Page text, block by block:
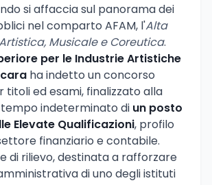
si affaccia sul panorama dei
nel comparto AFAM, l'Alta
Musicale e Coreutica.
per le Industrie Artistiche
ha indetto un concorso
titoli ed esami, finalizzato alla
indeterminato di un posto
Elevate Qualificazioni, profilo
finanziario e contabile.
di rilievo, destinata a rafforzare
di uno degli istituti